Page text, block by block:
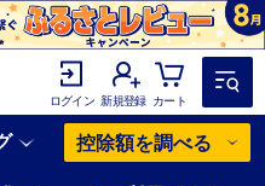
ログイン 新規登録 カート
控除額を調べる